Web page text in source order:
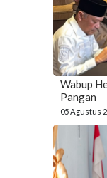
Wabup
Pangan
05 Agustus